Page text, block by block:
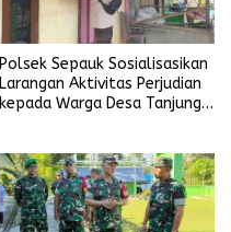
Polsek Sepauk Sosialisasikan
Larangan Aktivitas Perjudian
kepada Warga Desa Tanjung